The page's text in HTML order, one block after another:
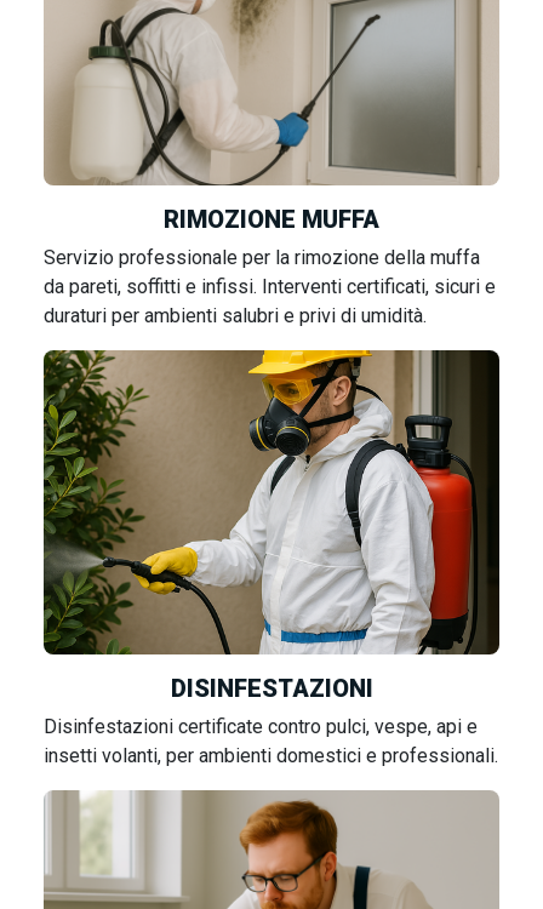
RIMOZIONE MUFFA
Servizio professionale per la rimozione della muffa
da pareti, soffitti e infissi. Interventi certificati, sicuri e
duraturi per ambienti salubri e privi di umidità.
DISINFESTAZIONI
Disinfestazioni certificate contro pulci, vespe, api e
insetti volanti, per ambienti domestici e professionali.